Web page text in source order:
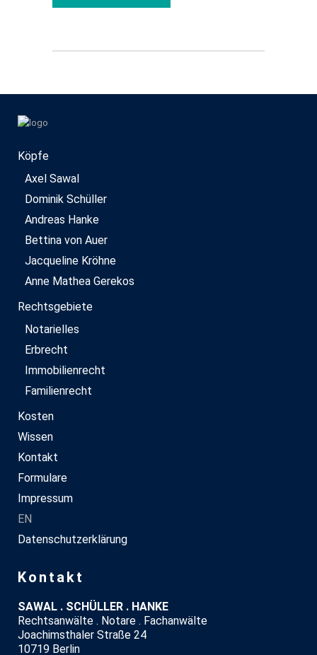
Köpfe
Axel Sawal
Dominik Schüller
Andreas Hanke
Bettina von Auer
Jacqueline Kröhne
Anne Mathea Gerekos
Rechtsgebiete
Notarielles
Erbrecht
Immobilienrecht
Familienrecht
Kosten
Wissen
Kontakt
Formulare
Impressum
EN
Datenschutzerklärung
Kontakt
SAWAL . SCHÜLLER . HANKE
Rechtsanwälte . Notare . Fachanwälte
Joachimsthaler Straße 24
10719 Berlin